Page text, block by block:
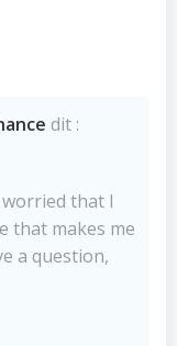
dit :
that I
that makes me
a question,